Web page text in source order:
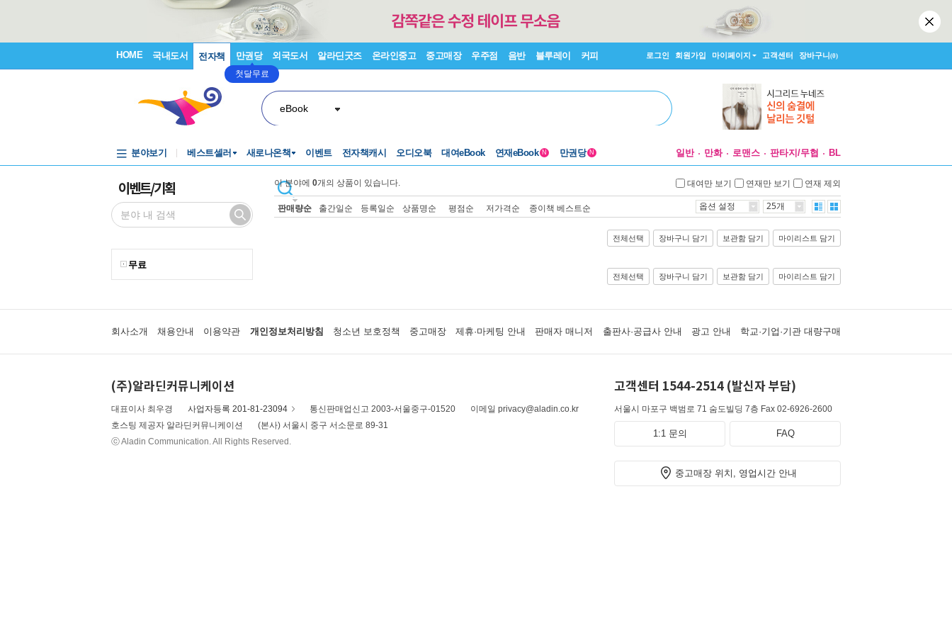
HOME 국내도서 전자책 만권당
첫달무료
외국도서 알라딘굿즈 온라인중고 중고매장 우주점 음반 블루레이 커피 로그인 회원가입 마이페이지 고객센터 장바구니(0)
eBook
분야보기 베스트셀러 새로나온책 이벤트 전자책캐시 오디오북 대여eBook 연재eBook N 만권당 N 일반 만화 로맨스 판타지/무협 BL
이벤트/기획
무료
이 분야에 0개의 상품이 있습니다. 대여만 보기 연재만 보기 연재 제외
판매량순 출간일순 등록일순 상품명순 평점순 저가격순 종이책 베스트순 옵션 설정 25개
전체선택 장바구니 담기 보관함 담기 마이리스트 담기
전체선택 장바구니 담기 보관함 담기 마이리스트 담기
회사소개 채용안내 이용약관 개인정보처리방침 청소년 보호정책 중고매장 제휴·마케팅 안내 판매자 매니저 출판사·공급사 안내 광고 안내 학교·기업·기관 대량구매
(주)알라딘커뮤니케이션
대표이사 최우경 사업자등록 201-81-23094 통신판매업신고 2003-서울중구-01520
이메일 privacy@aladin.co.kr
호스팅 제공자 알라딘커뮤니케이션
(본사) 서울시 중구 서소문로 89-31
ⓒ Aladin Communication. All Rights Reserved.
고객센터 1544-2514 (발신자 부담)
서울시 마포구 백범로 71 숨도빌딩 7층 Fax 02-6926-2600
1:1 문의 FAQ
중고매장 위치, 영업시간 안내